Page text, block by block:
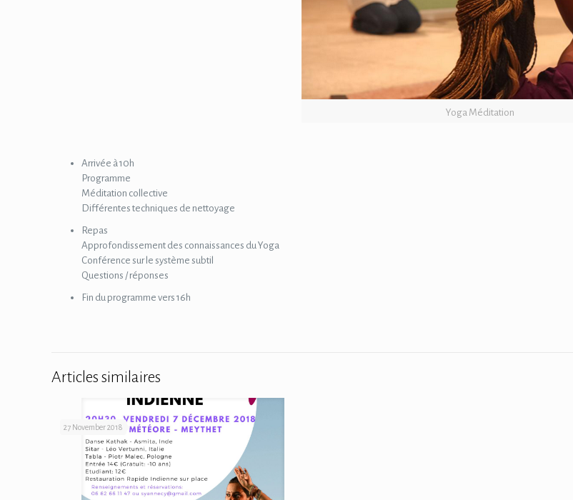
Yoga Méditation
Arrivée à 10h
Programme
Méditation collective
Différentes techniques de nettoyage
Repas
Approfondissement des connaissances du Yoga
Conférence sur le système subtil
Questions / réponses
Fin du programme vers 16h
Articles similaires
27 November 2018